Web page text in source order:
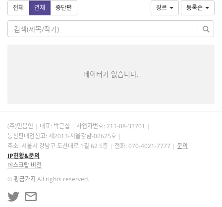
장르 등록순
전체 연재 중단편
데이터가 없습니다.
(주)민음인 대표: 박근섭 사업자번호: 211-88-33701
통신판매업신고: 제2013-서울강남-02625호
주소: 서울시 강남구 도산대로 1길 62 5층
전화: 070-4021-7777
문의
IP현황&문의
데스크탑 버전
©황금가지 All rights reserved.